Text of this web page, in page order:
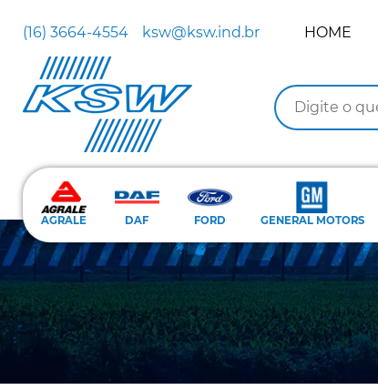
(16) 3664-4554 ksw@ksw.ind.br HOME
AGRALE DAF FORD GENERAL MOTORS